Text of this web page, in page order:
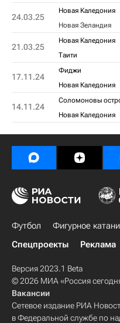
24.03.25
Новая Каледония
Новая Зеландия
21.03.25
Новая Каледония
Таити
17.11.24
Фиджи
Новая Каледония
14.11.24
Соломоновы
Новая Каледония
Футбол Фигурное
Спецпроекты
Реклама
Версия 2023.1 Beta
© 2026 МИА «Россия
Вакансии
Сетевое издание РИА
в Федеральной службе по